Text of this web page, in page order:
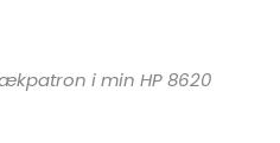
i min HP 8620